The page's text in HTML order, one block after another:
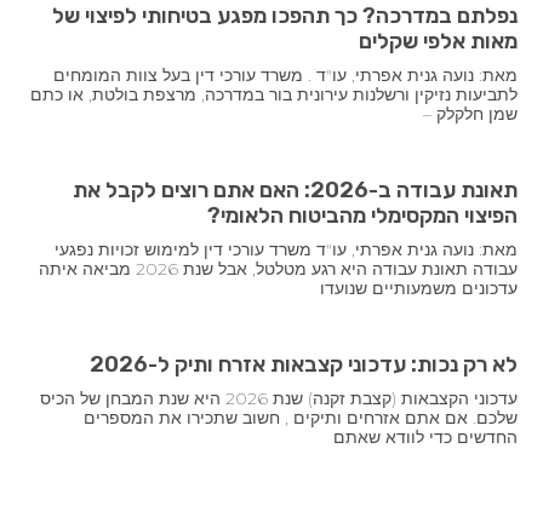
נפלתם במדרכה? כך תהפכו מפגע בטיחותי לפיצוי של
מאות אלפי שקלים
מאת: נועה גנית אפרתי, עו"ד . משרד עורכי דין בעל צוות המומחים
לתביעות נזיקין ורשלנות עירונית בור במדרכה, מרצפת בולטת, או כתם
שמן חלקלק –
תאונת עבודה ב-2026: האם אתם רוצים לקבל את
הפיצוי המקסימלי מהביטוח הלאומי?
מאת: נועה גנית אפרתי, עו"ד משרד עורכי דין למימוש זכויות נפגעי
עבודה תאונת עבודה היא רגע מטלטל, אבל שנת 2026 מביאה איתה
עדכונים משמעותיים שנועדו
לא רק נכות: עדכוני קצבאות אזרח ותיק ל-2026
עדכוני הקצבאות (קצבת זקנה) שנת 2026 היא שנת המבחן של הכיס
שלכם. אם אתם אזרחים ותיקים , חשוב שתכירו את המספרים
החדשים כדי לוודא שאתם